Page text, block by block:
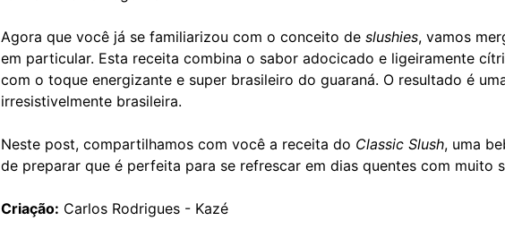
Agora que você já se familiarizou com o conceito de slushies, vamos
em particular. Esta receita combina o sabor adocicado e ligeiramente
com o toque energizante e super brasileiro do guaraná. O resultado é
irresistivelmente brasileira.
Neste post, compartilhamos com você a receita do Classic Slush, uma
de preparar que é perfeita para se refrescar em dias quentes com muito
Criação: Carlos Rodrigues - Kazé